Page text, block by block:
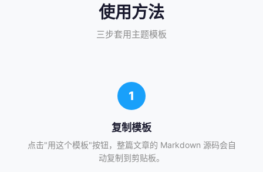
使用方法
三步套用主题模板
1
复制模板
点击"用这个模板"按钮，整篇文章的 Markdown 源码会自
动复制到剪贴板。